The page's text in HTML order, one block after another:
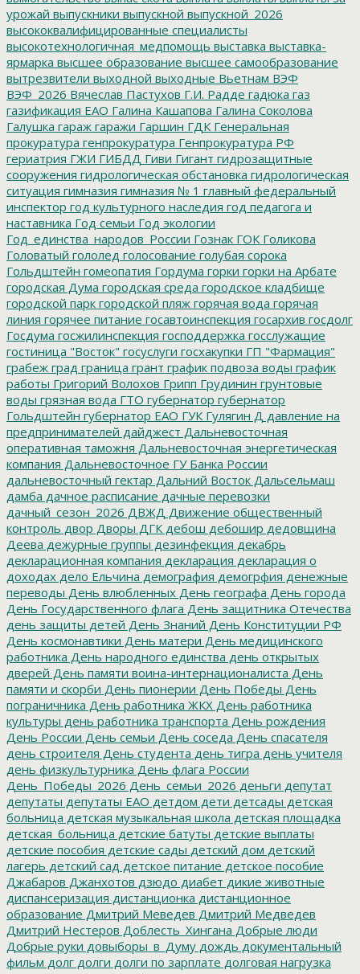
урожай выпускники выпускной выпускной_2026
высококвалифицированные специалисты
высокотехнологичная_медпомощь выставка выставка-
ярмарка высшее образование высшее самообразование
вытрезвители выходной выходные Вьетнам ВЭФ
ВЭФ_2026 Вячеслав Пастухов Г.И. Радде гадюка газ
газификация ЕАО Галина Кашапова Галина Соколова
Галушка гараж гаражи Гаршин ГДК Генеральная
прокуратура генпрокуратура Генпрокуратура РФ
гериатрия ГЖИ ГИБДД Гиви Гигант гидрозащитные
сооружения гидрологическая обстановка гидрологическая
ситуация гимназия гимназия № 1 главный федеральный
инспектор год культурного наследия год педагога и
наставника Год семьи Год экологии
Год_единства_народов_России Гознак ГОК Голикова
Головатый гололед голосование голубая сорока
Гольдштейн гомеопатия Гордума горки горки на Арбате
городская Дума городская среда городское кладбище
городской парк городской пляж горячая вода горячая
линия горячее питание госавтоинспекция госархив госдолг
Госдума госжилинспекция господдержка госслужащие
гостиница "Восток" госуслуги госхакупки ГП "Фармация"
грабеж град граница грант график подвоза воды график
работы Григорий Волохов Грипп Грудинин грунтовые
воды грязная вода ГТО губернатор губернатор
Гольдштейн губернатор ЕАО ГУК Гулягин Д давление на
предпринимателей дайджест Дальневосточная
оперативная таможня Дальневосточная энергетическая
компания Дальневосточное ГУ Банка России
дальневосточный гектар Дальний Восток Дальсельмаш
дамба дачное расписание дачные перевозки
дачный_сезон_2026 ДВЖД Движение общественный
контроль двор Дворы ДГК дебош дебошир дедовщина
Деева дежурные группы дезинфекция декабрь
декларационная компания декларация декларация о
доходах дело Ельчина демография демогрфия денежные
переводы День влюбленных День географа День города
День Государственного флага День защитника Отечества
день защиты детей День Знаний День Конституции РФ
День космонавтики День матери День медицинского
работника День народного единства день открытых
дверей День памяти воина-интернационалиста День
памяти и скорби День пионерии День Победы День
пограничника День работника ЖКХ День работника
культуры день работника транспорта День рождения
День России День семьи День соседа День спасателя
день строителя День студента день тигра день учителя
день физкультурника День флага России
День_Победы_2026 День_семьи_2026 деньги депутат
депутаты депутаты ЕАО детдом дети детсады детская
больница детская музыкальная школа детская площадка
детская_больница детские батуты детские выплаты
детские пособия детские сады детский дом детский
лагерь детский сад детское питание детское пособие
Джабаров Джанхотов дзюдо диабет дикие животные
диспансеризация дистанционка дистанционное
образование Дмитрий Меведев Дмитрий Медведев
Дмитрий Нестеров Доблесть_Хингана Добрые люди
Добрые руки довыборы_в_Думу дождь документальный
фильм долг долги долги по зарплате долговая нагрузка